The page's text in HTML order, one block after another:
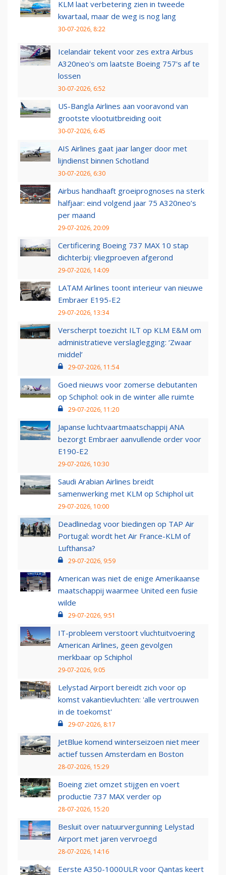
KLM laat verbetering zien in tweede
kwartaal, maar de weg is nog lang
30-07-2026, 8:22
Icelandair tekent voor zes extra Airbus
A320neo's om laatste Boeing 757's af te
lossen
30-07-2026, 6:52
US-Bangla Airlines aan vooravond van
grootste vlootuitbreiding ooit
30-07-2026, 6:45
AIS Airlines gaat jaar langer door met
lijndienst binnen Schotland
30-07-2026, 6:30
Airbus handhaaft groeiprognoses na sterk
halfjaar: eind volgend jaar 75 A320neo’s
per maand
29-07-2026, 20:09
Certificering Boeing 737 MAX 10 stap
dichterbij: vliegproeven afgerond
29-07-2026, 14:09
LATAM Airlines toont interieur van nieuwe
Embraer E195-E2
29-07-2026, 13:34
Verscherpt toezicht ILT op KLM E&M om
administratieve verslaglegging: ‘Zwaar
middel’
29-07-2026, 11:54
Goed nieuws voor zomerse debutanten
op Schiphol: ook in de winter alle ruimte
29-07-2026, 11:20
Japanse luchtvaartmaatschappij ANA
bezorgt Embraer aanvullende order voor
E190-E2
29-07-2026, 10:30
Saudi Arabian Airlines breidt
samenwerking met KLM op Schiphol uit
29-07-2026, 10:00
Deadlinedag voor biedingen op TAP Air
Portugal: wordt het Air France-KLM of
Lufthansa?
29-07-2026, 9:59
American was niet de enige Amerikaanse
maatschappij waarmee United een fusie
wilde
29-07-2026, 9:51
IT-probleem verstoort vluchtuitvoering
American Airlines, geen gevolgen
merkbaar op Schiphol
29-07-2026, 9:05
Lelystad Airport bereidt zich voor op
komst vakantievluchten: 'alle vertrouwen
in de toekomst'
29-07-2026, 8:17
JetBlue komend winterseizoen niet meer
actief tussen Amsterdam en Boston
28-07-2026, 15:29
Boeing ziet omzet stijgen en voert
productie 737 MAX verder op
28-07-2026, 15:20
Besluit over natuurvergunning Lelystad
Airport met jaren vervroegd
28-07-2026, 14:16
Eerste A350-1000ULR voor Qantas keert